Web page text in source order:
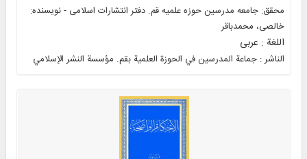
محقق: جامعه مدرسین حوزه علمیه قم. دفتر انتشارات اسلامی - نویسنده:
خالصی، محمدباقر
اللغة : عربی
الناشر : جماعة المدرسين في الحوزة العلمیة بقم. مؤسسة النشر الإسلامي